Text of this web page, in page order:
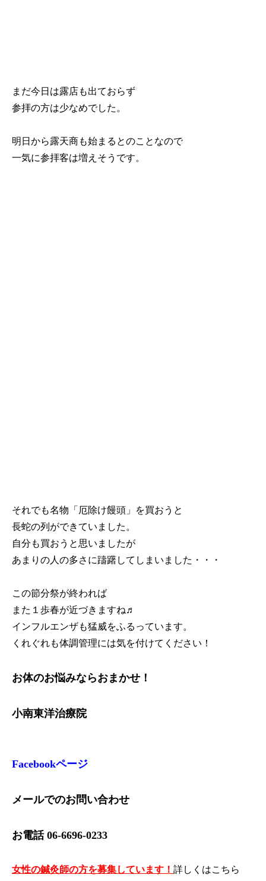
まだ今日は露店も出ておらず
参拝の方は少なめでした。
明日から露天商も始まるとのことなので
一気に参拝客は増えそうです。
それでも名物「厄除け饅頭」を買おうと
長蛇の列ができていました。
自分も買おうと思いましたが
あまりの人の多さに躊躇してしまいました・・・
この節分祭が終われば
また１歩春が近づきますね♬
インフルエンザも猛威をふるっています。
くれぐれも体調管理には気を付けてください！
お体のお悩みならおまかせ！
小南東洋治療院
Facebookページ
メールでのお問い合わせ
お電話 06-6696-0233
女性の鍼灸師の方を募集しています！ 詳しくはこちら